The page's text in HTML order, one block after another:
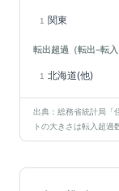
1 関東
転出超過（転出−転入
1 北海道(他)
出典：総務省統計局「
トの大きさは転入超過